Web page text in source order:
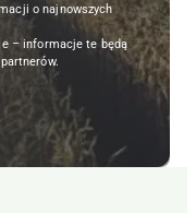
o najnowszych
– informacje te będą